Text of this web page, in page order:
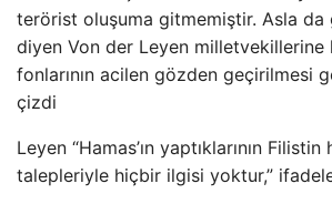
terörist oluşuma gitmemiştir. Asla da
diyen Von der Leyen milletvekillerine
fonlarının acilen gözden geçirilmesi
çizdi
Leyen “Hamas’ın yaptıklarının Filistin
talepleriyle hiçbir ilgisi yoktur,”